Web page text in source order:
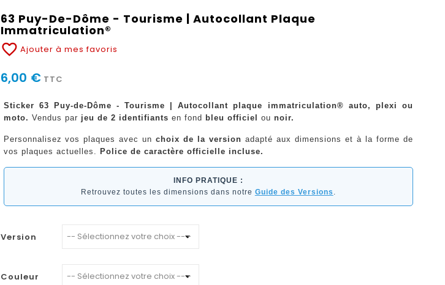
63 Puy-De-Dôme - Tourisme | Autocollant Plaque
Immatriculation®
favorite_border Ajouter à mes favoris
6,00 € TTC
Sticker 63 Puy-de-Dôme - Tourisme | Autocollant plaque immatriculation® auto, plexi ou
moto. Vendus par jeu de 2 identifiants en fond bleu officiel ou noir.
Personnalisez vos plaques avec unchoix de la version adapté aux dimensions et à la forme de
vos plaques actuelles.
Police de caractère officielle incluse.
INFO PRATIQUE :
Retrouvez toutes les dimensions dans notre Guide des Versions
Version
Couleur